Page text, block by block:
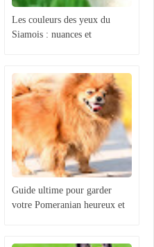
Les couleurs des yeux du
Siamois : nuances et
Guide ultime pour garder
votre Pomeranian heureux et